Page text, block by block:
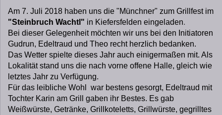
Am 7. Juli 2018 haben uns die "Münchner" zum Grillfest im
"Steinbruch Wachtl" in Kiefersfelden eingeladen.
Bei dieser Gelegenheit möchten wir uns bei den Initiatoren
Gudrun, Edeltraud und Theo recht herzlich bedanken.
Das Wetter spielte dieses Jahr auch einigermaßen mit. Als
Lokalität stand uns die nach vorne offene Halle, gleich wie
letztes Jahr zu Verfügung.
Für das leibliche Wohl war bestens gesorgt, Edeltraud mit
Tochter Karin am Grill gaben ihr Bestes. Es gab
Weißwürste, Getränke, Grillkoteletts, Grillwürste, gegrilltes